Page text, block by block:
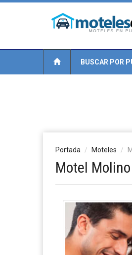
BUSCAR POR
Portada Moteles
Motel